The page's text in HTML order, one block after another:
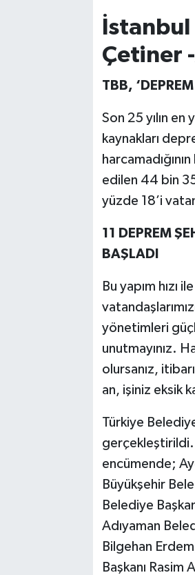
Çetiner
TBB,
Son 25 yılın
kaynakları
edilen 44 bin
yüzde 18’i
11 DEPREM
BAŞLADI
Bu yapım
yönetimleri
unutmayınız.
olursanız,
an, işiniz eksik
Türkiye
gerçekleştirildi.
encümende;
Büyükşehir
Belediye
Adıyaman
Bilgehan
Başkanı